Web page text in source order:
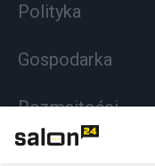
Polityka
Gospodarka
Rozmaitości